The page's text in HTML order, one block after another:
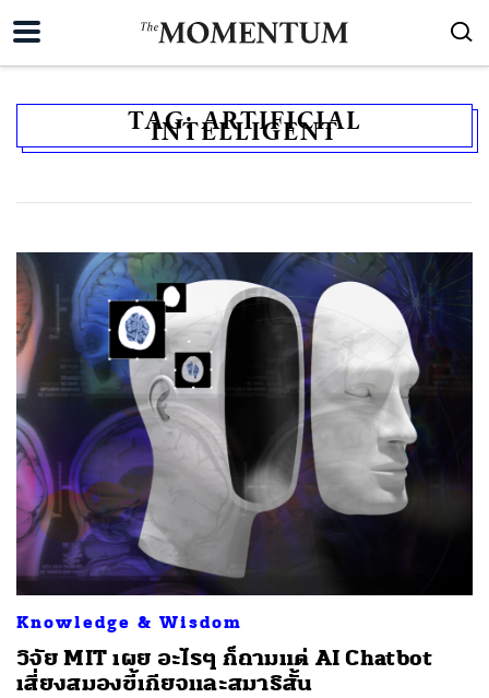
TAG:ARTIFICIAL
INTELLIGENT
Knowledge & Wisdom
วิจัย MIT เผย อะไรๆ ก็ถามแต่ AI Chatbot
เสี่ยงสมองขี้เกียจและสมาธิสั้น